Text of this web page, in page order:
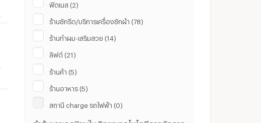
ฟิตเนส (2)
ร้านซักรีด/บริการเครื่องซักผ้า (78)
ร้านทำผม-เสริมสวย (14)
ลิฟต์ (21)
ร้านค้า (5)
ร้านอาหาร (5)
สถานี ​charge รถไฟฟ้า (0)